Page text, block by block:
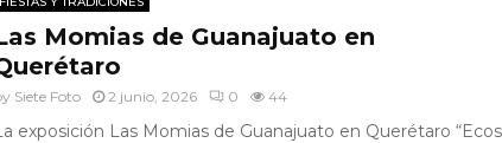
Momias de Guanajuato en
Siete Foto 2 junio, 2026 0 44
exposición Las Momias de Guanajuato en Querétaro “Ecos